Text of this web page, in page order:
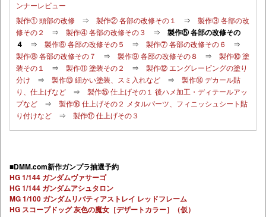
ンナーレビュー
製作① 頭部の改修 ⇒ 製作② 各部の改修その１ ⇒ 製作③ 各部の改
修その２
⇒ 製作④ 各部の改修その３ ⇒ 製作⑤ 各部の改修その
４
⇒ 製作⑥ 各部の改修その５ ⇒ 製作⑦ 各部の改修その６
⇒
製作⑧ 各部の改修その７
⇒ 製作⑨ 各部の改修その８ ⇒ 製作⑩ 塗
装その１
⇒ 製作⑪ 塗装その２ ⇒ 製作⑫ エングレービングの塗り
分け ⇒ 製作⑬ 細かい塗装、スミ入れなど ⇒ 製作⑭ デカール貼
り、仕上げなど ⇒ 製作⑮ 仕上げその１ 後ハメ加工・ディテールアッ
プなど ⇒ 製作⑯ 仕上げその２ メタルパーツ、フィニッシュシート貼
り付けなど ⇒ 製作⑰ 仕上げその３
■DMM.com新作ガンプラ抽選予約
HG 1/144 ガンダムヴァサーゴ
HG 1/144 ガンダムアシュタロン
MG 1/100 ガンダムリバティアストレイ レッドフレーム
HG スコープドッグ 灰色の魔女［デザートカラー］（仮）